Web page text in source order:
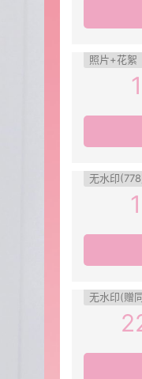
照片+花絮
无水印
无水印(赠